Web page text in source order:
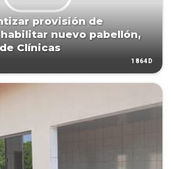
provisión de
nuevo pabellón,
Clínicas
1864D